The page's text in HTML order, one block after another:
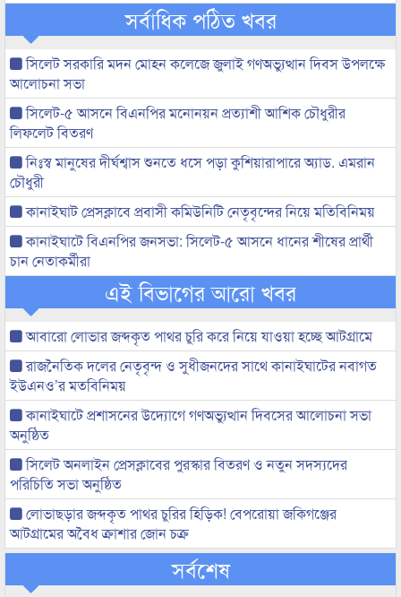
সর্বাধিক পঠিত খবর
সিলেট সরকারি মদন মোহন কলেজে জুলাই গণঅভ্যুত্থান দিবস উপলক্ষে
আলোচনা সভা
সিলেট-৫ আসনে বিএনপির মনোনয়ন প্রত্যাশী আশিক চৌধুরীর
লিফলেট বিতরণ
নিঃস্ব মানুষের দীর্ঘশ্বাস শুনতে ধসে পড়া কুশিয়ারাপারে অ্যাড. এমরান
চৌধুরী
কানাইঘাট প্রেসক্লাবে প্রবাসী কমিউনিটি নেতৃবৃন্দের নিয়ে মতিবিনিময়
কানাইঘাটে বিএনপির জনসভা: সিলেট-৫ আসনে ধানের শীষের প্রার্থী
চান নেতাকর্মীরা
এই বিভাগের আরো খবর
আবারো লোভার জব্দকৃত পাথর চুরি করে নিয়ে যাওয়া হচ্ছে আটগ্রামে
রাজনৈতিক দলের নেতৃবৃন্দ ও সুধীজনদের সাথে কানাইঘাটের নবাগত
ইউএনও’র মতবিনিময়
কানাইঘাটে প্রশাসনের উদ্যোগে গণঅভ্যুত্থান দিবসের আলোচনা সভা
অনুষ্ঠিত
সিলেট অনলাইন প্রেসক্লাবের পুরস্কার বিতরণ ও নতুন সদস্যদের
পরিচিতি সভা অনুষ্ঠিত
লোভাছড়ার জব্দকৃত পাথর চুরির হিড়িক! বেপরোয়া জকিগঞ্জের
আটগ্রামের অবৈধ ক্রাশার জোন চক্র
সর্বশেষ